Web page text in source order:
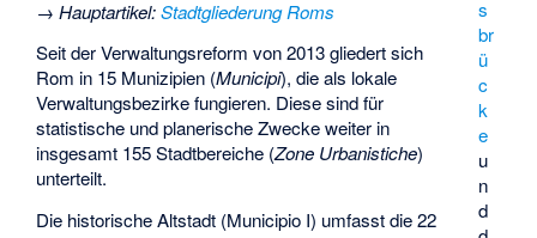
s
br
ü
c
k
e
u
n
d
→Hauptartikel:Stadtgliederung Roms
Seit der Verwaltungsreform von 2013 gliedert sich
Rom in 15 Munizipien (Municipi), die als lokale
Verwaltungsbezirke fungieren. Diese sind für
statistische und planerische Zwecke weiter in
insgesamt 155 Stadtbereiche (Zone Urbanistiche)
unterteilt.
Die historische Altstadt (Municipio I) umfasst die 22